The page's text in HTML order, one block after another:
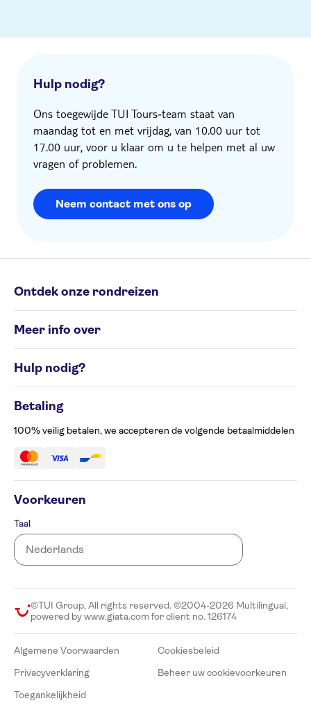
Hulp nodig?
Ons toegewijde TUI Tours‑team staat van
maandag tot en met vrijdag, van 10.00 uur tot
17.00 uur, voor u klaar om u te helpen met al uw
vragen of problemen.
Neem contact met ons op
Ontdek onze rondreizen
Groepsrondreizen
Rondreisbestemmingen
Meer info over
Cookiesbeleid
Privacyverklaring
Beheer uw cookievoorkeuren
Toegankelijkheid
Hulp nodig?
Klachtenformulier
Betaling
100% veilig betalen, we accepteren de volgende betaalmiddelen
Voorkeuren
Taal
©TUI Group, All rights reserved. ©2004-2026 Multilingual,
powered by www.giata.com for client no. 126174
Algemene Voorwaarden
Cookiesbeleid
Privacyverklaring
Beheer uw cookievoorkeuren
Toegankelijkheid